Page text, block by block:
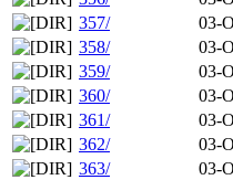
357/
03-
358/
03-
359/
03-
360/
03-
361/
03-
362/
03-
363/
03-